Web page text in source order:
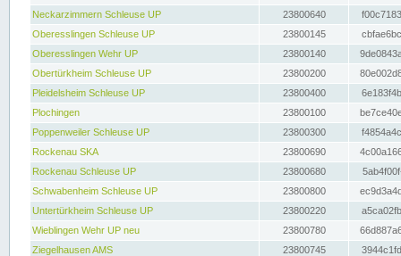
Neckarzimmern Schleuse UP
23800640
Oberesslingen Schleuse UP
23800145
Oberesslingen Wehr UP
23800140
Obertürkheim Schleuse UP
23800200
Pleidelsheim Schleuse UP
23800400
Plochingen
23800100
Poppenweiler Schleuse UP
23800300
Rockenau SKA
23800690
Rockenau Schleuse UP
23800680
Schwabenheim Schleuse UP
23800800
Untertürkheim Schleuse UP
23800220
Wieblingen Wehr UP neu
23800780
Ziegelhausen AMS
23800745